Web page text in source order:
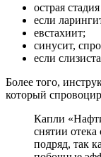
острая
если
евстахиит;
синусит,
если
Более того,
который
Капли
снятии
подряд, так